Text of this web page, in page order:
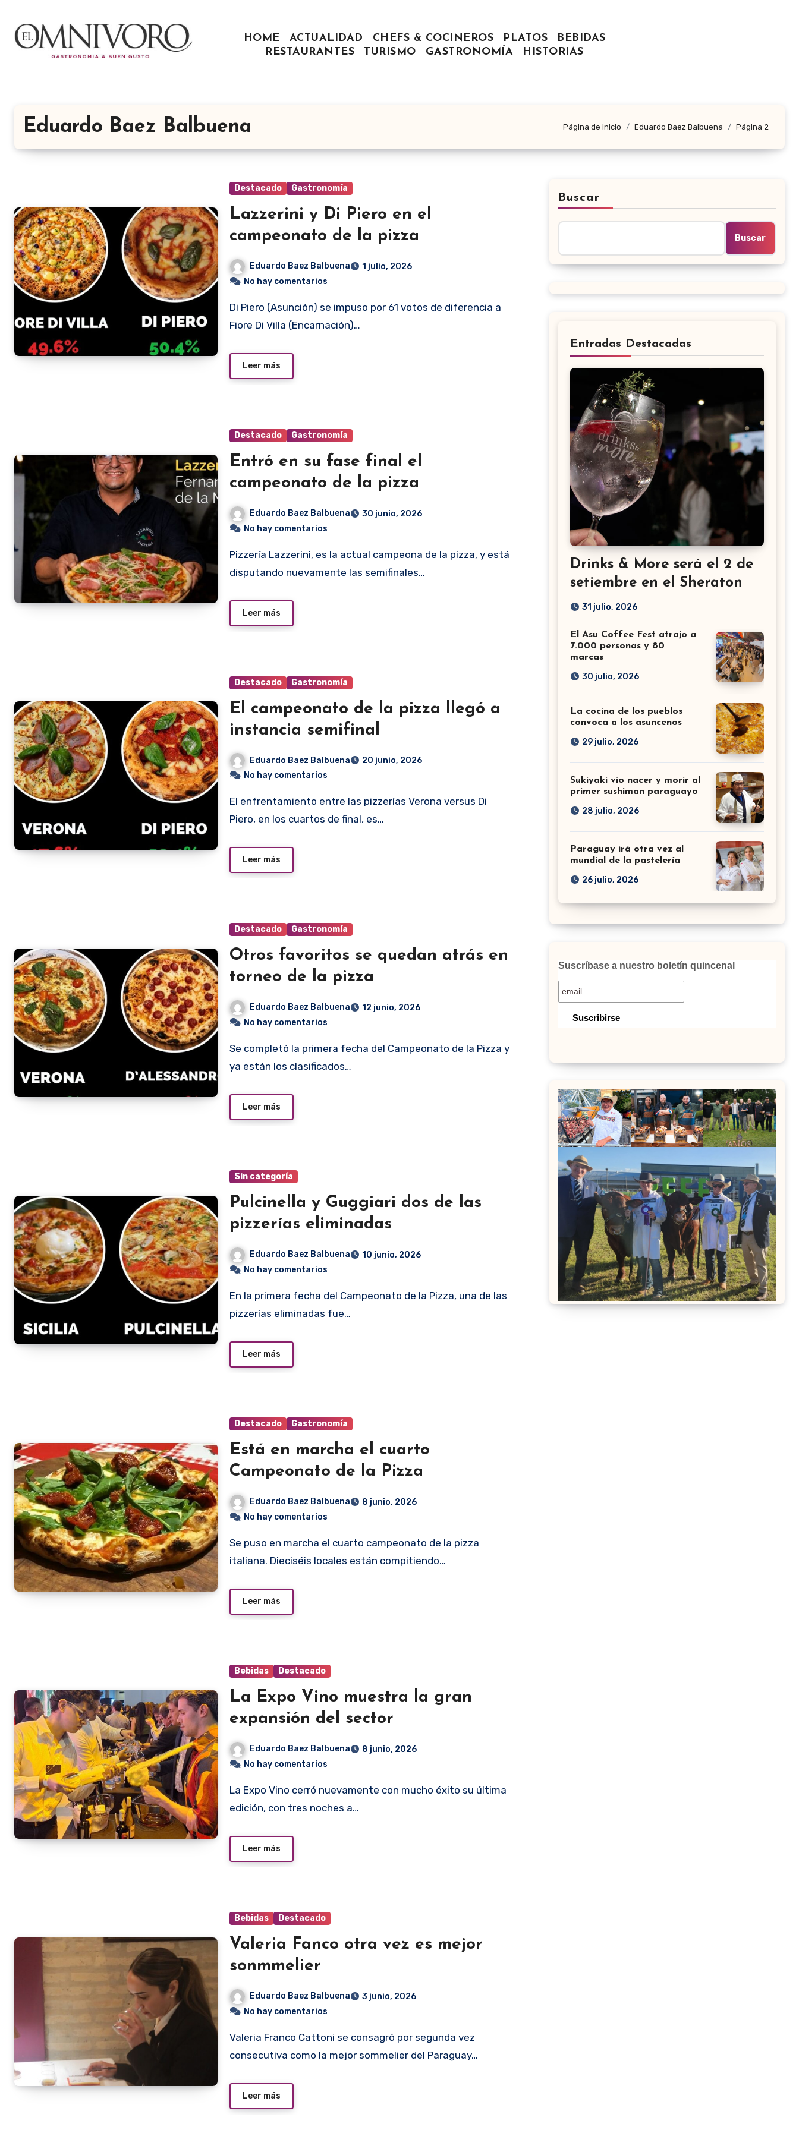
contenido
HOME ACTUALIDAD CHEFS & COCINEROS PLATOS
BEBIDAS
RESTAURANTES
TURISMO GASTRONOMÍA HISTORIAS
Eduardo Baez Balbuena Página de inicio Eduardo Baez Balbuena Página 2
Destacado Gastronomía
Lazzerini y Di Piero en el
campeonato de la pizza
Eduardo Baez Balbuena
1 julio, 2026
No hay comentarios
Di Piero (Asunción) se impuso por 61 votos de diferencia a
Fiore Di Villa (Encarnación)…
Leer más
Destacado Gastronomía
Entró en su fase final el
campeonato de la pizza
Eduardo Baez Balbuena
30 junio, 2026
No hay comentarios
Pizzería Lazzerini, es la actual campeona de la pizza, y está
disputando nuevamente las semifinales…
Leer más
Destacado Gastronomía
El campeonato de la pizza llegó a
instancia semifinal
Eduardo Baez Balbuena
20 junio, 2026
No hay comentarios
El enfrentamiento entre las pizzerías Verona versus Di
Piero, en los cuartos de final, es…
Leer más
Destacado Gastronomía
Otros favoritos se quedan atrás en
torneo de la pizza
Eduardo Baez Balbuena
12 junio, 2026
No hay comentarios
Se completó la primera fecha del Campeonato de la Pizza y
ya están los clasificados…
Leer más
Sin categoría
Pulcinella y Guggiari dos de las
pizzerías eliminadas
Eduardo Baez Balbuena
10 junio, 2026
No hay comentarios
En la primera fecha del Campeonato de la Pizza, una de las
pizzerías eliminadas fue…
Leer más
Destacado Gastronomía
Está en marcha el cuarto
Campeonato de la Pizza
Eduardo Baez Balbuena
8 junio, 2026
No hay comentarios
Se puso en marcha el cuarto campeonato de la pizza
italiana. Dieciséis locales están compitiendo…
Leer más
Bebidas Destacado
La Expo Vino muestra la gran
expansión del sector
Eduardo Baez Balbuena
8 junio, 2026
No hay comentarios
La Expo Vino cerró nuevamente con mucho éxito su última
edición, con tres noches a…
Leer más
Bebidas Destacado
Valeria Fanco otra vez es mejor
sonmmelier
Eduardo Baez Balbuena
3 junio, 2026
No hay comentarios
Valeria Franco Cattoni se consagró por segunda vez
consecutiva como la mejor sommelier del Paraguay…
Leer más
Buscar
Buscar
Entradas Destacadas
Drinks & More será el 2 de
setiembre en el Sheraton
31 julio, 2026
El Asu Coffee Fest atrajo a
7.000 personas y 80
marcas
30 julio, 2026
La cocina de los pueblos
convoca a los asuncenos
29 julio, 2026
Sukiyaki vio nacer y morir al
primer sushiman paraguayo
28 julio, 2026
Paraguay irá otra vez al
mundial de la pastelería
26 julio, 2026
Suscríbase a nuestro boletín quincenal